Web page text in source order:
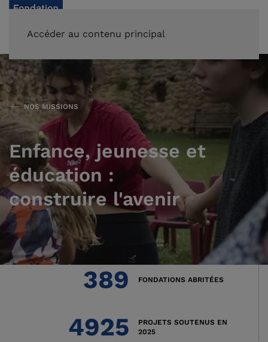
Accéder au contenu principal
NOS MISSIONS
Enfance, jeunesse et
éducation :
construire l'avenir
389 FONDATIONS ABRITÉES
4925
PROJETS SOUTENUS EN
2025